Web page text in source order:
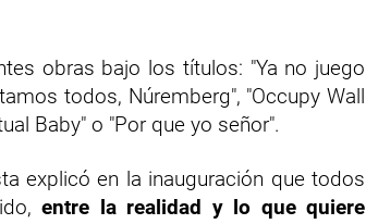
obras bajo los títulos: "Ya no juego
todos, Núremberg", "Occupy Wall
Baby" o "Por que yo señor".
explicó en la inauguración que todos
entre la realidad y lo que quiere